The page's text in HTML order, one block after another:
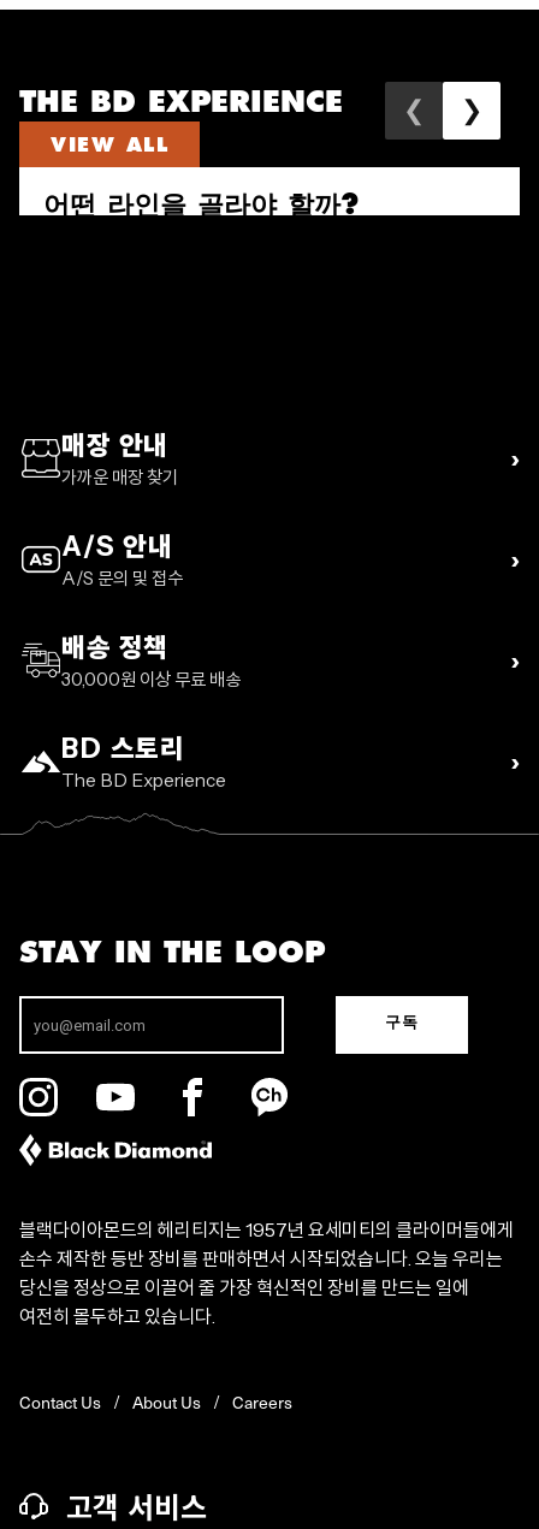
THE BD EXPERIENCE
VIEW ALL
❮ ❯
어떤 라인을 골라야 할까?
매장 안내
가까운 매장 찾기
›
A/S 안내
A/S 문의 및 접수
›
배송 정책
30,000원 이상 무료 배송
›
BD 스토리
The BD Experience
›
STAY IN THE LOOP
구독
블랙다이아몬드의 헤리티지는 1957년 요세미티의 클라이머들에게
손수 제작한 등반 장비를 판매하면서 시작되었습니다. 오늘 우리는
당신을 정상으로 이끌어 줄 가장 혁신적인 장비를 만드는 일에
여전히 몰두하고 있습니다.
Contact Us About Us Careers
고객 서비스